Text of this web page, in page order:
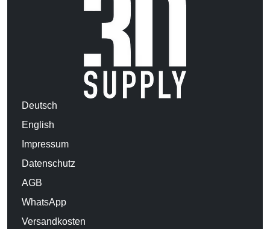
Deutsch
English
Impressum
Datenschutz
AGB
WhatsApp
Versandkosten